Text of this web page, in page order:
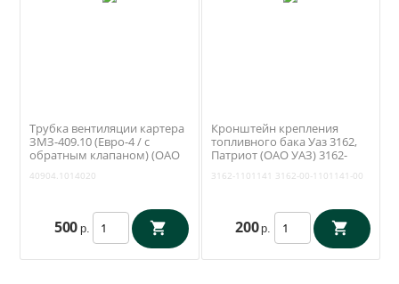
Трубка вентиляции картера
ЗМЗ-409.10 (Евро-4 / с
обратным клапаном) (ОАО
40904.1014020
500 р.
Кронштейн крепления
топливного бака Уаз 3162,
Патриот (ОАО УАЗ) 3162-
3162-1101141 3162-00-1101141-00
200 р.